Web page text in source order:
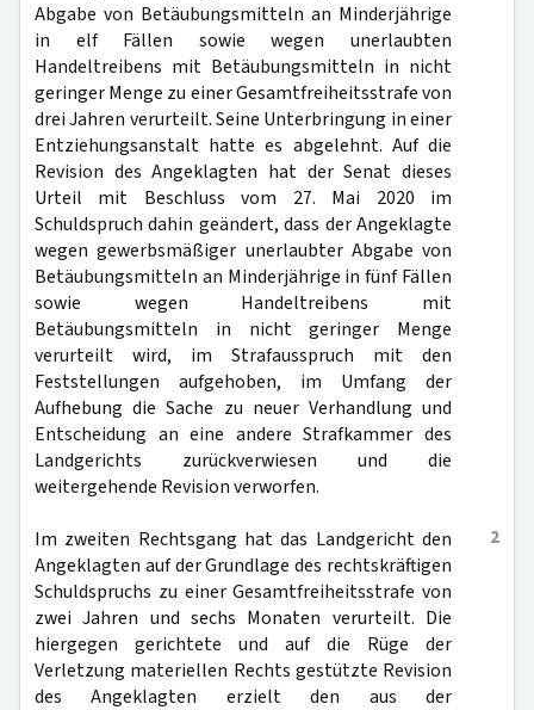
Abgabe von Betäubungsmitteln an Minderjährige
in elf Fällen sowie wegen unerlaubten
Handeltreibens mit Betäubungsmitteln in nicht
geringer Menge zu einer Gesamtfreiheitsstrafe von
drei Jahren verurteilt. Seine Unterbringung in einer
Entziehungsanstalt hatte es abgelehnt. Auf die
Revision des Angeklagten hat der Senat dieses
Urteil mit Beschluss vom 27. Mai 2020 im
Schuldspruch dahin geändert, dass der Angeklagte
wegen gewerbsmäßiger unerlaubter Abgabe von
Betäubungsmitteln an Minderjährige in fünf Fällen
sowie wegen Handeltreibens mit
Betäubungsmitteln in nicht geringer Menge
verurteilt wird, im Strafausspruch mit den
Feststellungen aufgehoben, im Umfang der
Aufhebung die Sache zu neuer Verhandlung und
Entscheidung an eine andere Strafkammer des
Landgerichts zurückverwiesen und die
weitergehende Revision verworfen.
2
Im zweiten Rechtsgang hat das Landgericht den
Angeklagten auf der Grundlage des rechtskräftigen
Schuldspruchs zu einer Gesamtfreiheitsstrafe von
zwei Jahren und sechs Monaten verurteilt. Die
hiergegen gerichtete und auf die Rüge der
Verletzung materiellen Rechts gestützte Revision
des Angeklagten erzielt den aus der